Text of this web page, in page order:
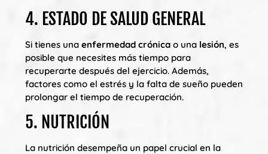
4. ESTADO DE SALUD GENERAL
Si tienes una enfermedad crónica o una lesión, es
posible que necesites más tiempo para
recuperarte después del ejercicio. Además,
factores como el estrés y la falta de sueño pueden
prolongar el tiempo de recuperación.
5. NUTRICIÓN
La nutrición desempeña un papel crucial en la